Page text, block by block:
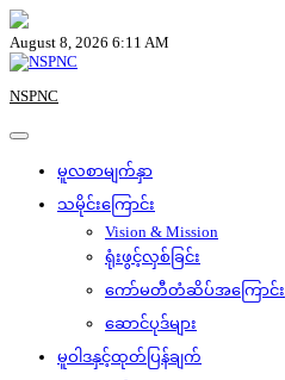
Skip
to
content
August 8, 2026 6:11 AM
NSPNC
မူလစာမျက်နှာ
သမိုင်းကြောင်း
Vision & Mission
ရုံးဖွင့်လှစ်ခြင်း
ကော်မတီတံဆိပ်အကြောင်း
ဆောင်ပုဒ်များ
မူဝါဒနှင့်ထုတ်ပြန်ချက်